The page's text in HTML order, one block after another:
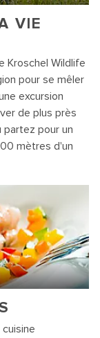
VIE
Kroschel Wildlife
pour se mêler
excursion
de plus près
partez pour un
mètres d'un